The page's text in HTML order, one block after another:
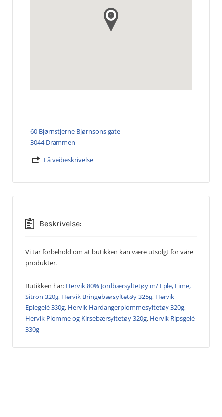
60 Bjørnstjerne Bjørnsons gate
3044 Drammen
Få veibeskrivelse
Beskrivelse:
Vi tar forbehold om at butikken kan være utsolgt for våre
produkter.
Butikken har: Hervik 80% Jordbærsyltetøy m/ Eple, Lime,
Sitron 320g, Hervik Bringebærsyltetøy 325g, Hervik
Eplegelé 330g, Hervik Hardangerplommesyltetøy 320g,
Hervik Plomme og Kirsebærsyltetøy 320g, Hervik Ripsgelé
330g